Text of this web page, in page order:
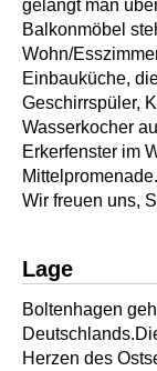
gelangt man
Balkonmöbel
Wohn/
Einbauküche,
Geschirrspüler,
Wasserkocher
Erkerfenster im
Wir freuen uns,
Lage
Boltenhagen
Herzen des